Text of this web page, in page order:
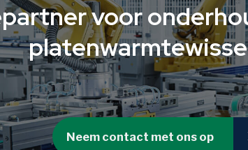
voor
Neem contact met ons op